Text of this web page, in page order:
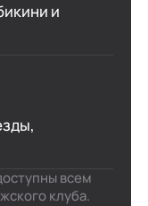
и
всем
клуба.